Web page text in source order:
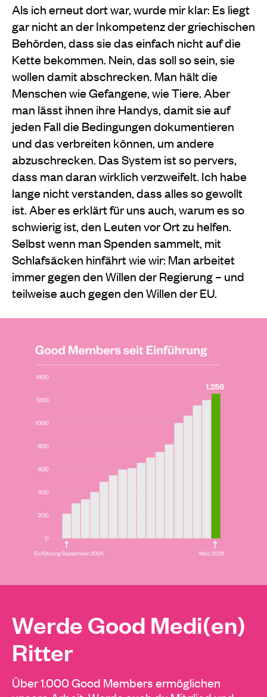
Als ich erneut dort war, wurde mir klar: Es liegt
gar nicht an der Inkompetenz der griechischen
Behörden, dass sie das einfach nicht auf die
Kette bekommen. Nein, das soll so sein, sie
wollen damit abschrecken. Man hält die
Menschen wie Gefangene, wie Tiere. Aber
man lässt ihnen ihre Handys, damit sie auf
jeden Fall die Bedingungen dokumentieren
und das verbreiten können, um andere
abzuschrecken. Das System ist so pervers,
dass man daran wirklich verzweifelt. Ich habe
lange nicht verstanden, dass alles so gewollt
ist. Aber es erklärt für uns auch, warum es so
schwierig ist, den Leuten vor Ort zu helfen.
Selbst wenn man Spenden sammelt, mit
Schlafsäcken hinfährt wie wir: Man arbeitet
immer gegen den Willen der Regierung – und
teilweise auch gegen den Willen der EU.
Werde Good Medi(en)
Ritter
Über 1.000 Good Members ermöglichen